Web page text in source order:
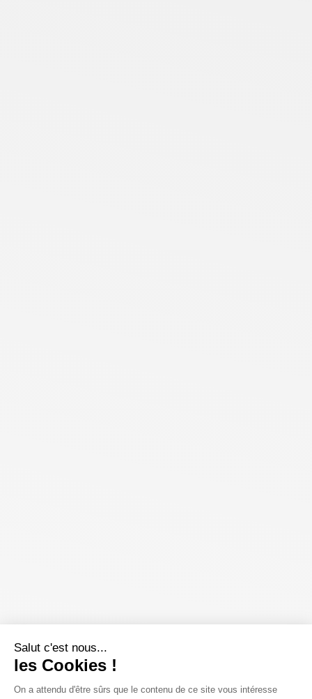
Salut c'est nous...
les Cookies !
On a attendu d'être sûrs que le contenu de ce site vous intéresse